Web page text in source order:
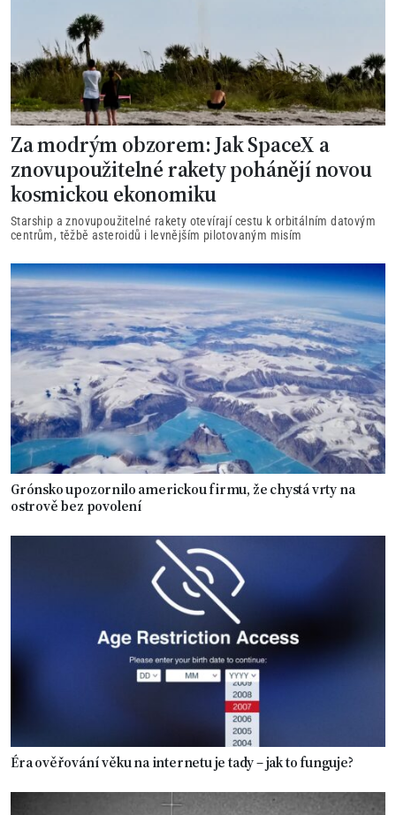
Za modrým obzorem: Jak SpaceX a
znovupoužitelné rakety pohánějí novou
kosmickou ekonomiku
Starship a znovupoužitelné rakety otevírají cestu k orbitálním datovým
centrům, těžbě asteroidů i levnějším pilotovaným misím
Grónsko upozornilo americkou firmu, že chystá vrty na
ostrově bez povolení
Éra ověřování věku na internetu je tady – jak to funguje?